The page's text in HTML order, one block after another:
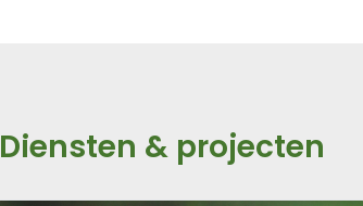
Diensten & projecten